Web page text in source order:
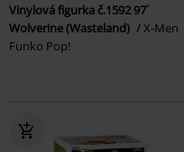
Vinylová figurka č.1592 97´
Wolverine (Wasteland)
X-Men
Funko Pop!